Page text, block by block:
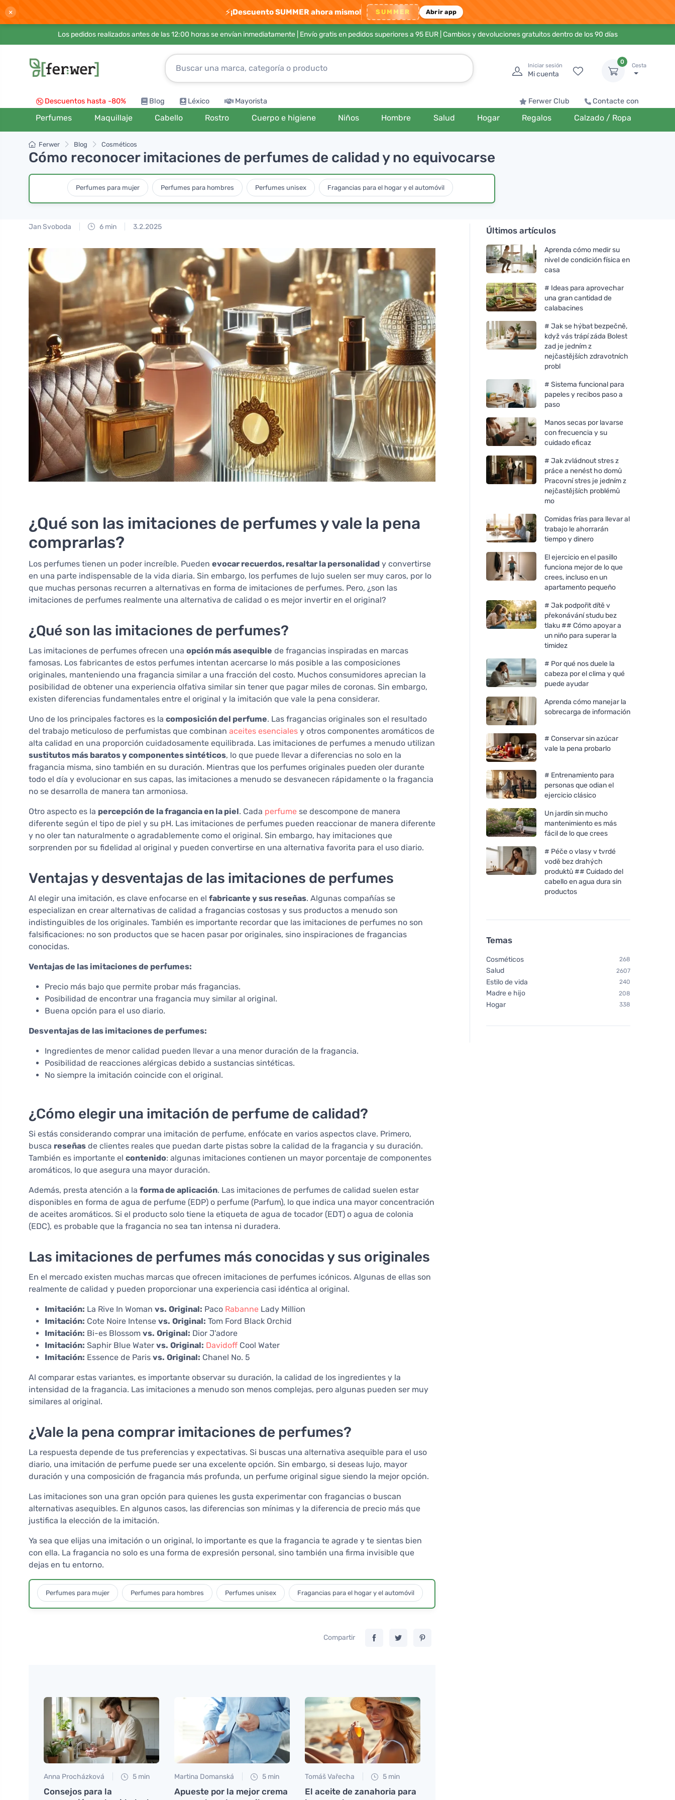
× ⚡¡Descuento SUMMER ahora mismo! SUMMER Abrir app
Los pedidos realizados antes de las 12:00 horas se envían inmediatamente | Envío gratis en pedidos superiores a 95 EUR| Cambios y devoluciones gratuitos dentro de los 90 días
Iniciar sesión
Mi cuenta
0
Cesta
Descuentos hasta -80% Blog Léxico Mayorista Ferwer Club Contacte con
Perfumes Maquillaje Cabello Rostro Cuerpo e higiene Niños Hombre Salud Hogar Regalos Calzado / Ropa
Ferwer Blog Cosméticos
Cómo reconocer imitaciones de perfumes de calidad y no equivocarse
Perfumes para mujer Perfumes para hombres Perfumes unisex Fragancias para el hogar y el automóvil
Jan Svoboda 6 min 3.2.2025
¿Qué son las imitaciones de perfumes y vale la pena
comprarlas?
Los perfumes tienen un poder increíble. Pueden evocar recuerdos, resaltar la personalidad y convertirse
en una parte indispensable de la vida diaria. Sin embargo, los perfumes de lujo suelen ser muy caros, por lo
que muchas personas recurren a alternativas en forma de imitaciones de perfumes. Pero, ¿son las
imitaciones de perfumes realmente una alternativa de calidad o es mejor invertir en el original?
¿Qué son las imitaciones de perfumes?
Las imitaciones de perfumes ofrecen una opción más asequible de fragancias inspiradas en marcas
famosas. Los fabricantes de estos perfumes intentan acercarse lo más posible a las composiciones
originales, manteniendo una fragancia similar a una fracción del costo. Muchos consumidores aprecian la
posibilidad de obtener una experiencia olfativa similar sin tener que pagar miles de coronas. Sin embargo,
existen diferencias fundamentales entre el original y la imitación que vale la pena considerar.
Uno de los principales factores es la composición del perfume. Las fragancias originales son el resultado
del trabajo meticuloso de perfumistas que combinan aceites esenciales y otros componentes aromáticos de
alta calidad en una proporción cuidadosamente equilibrada. Las imitaciones de perfumes a menudo utilizan
sustitutos más baratos y componentes sintéticos, lo que puede llevar a diferencias no solo en la
fragancia misma, sino también en su duración. Mientras que los perfumes originales pueden oler durante
todo el día y evolucionar en sus capas, las imitaciones a menudo se desvanecen rápidamente o la fragancia
no se desarrolla de manera tan armoniosa.
Otro aspecto es la percepción de la fragancia en la piel. Cada perfume se descompone de manera
diferente según el tipo de piel y su pH. Las imitaciones de perfumes pueden reaccionar de manera diferente
y no oler tan naturalmente o agradablemente como el original. Sin embargo, hay imitaciones que
sorprenden por su fidelidad al original y pueden convertirse en una alternativa favorita para el uso diario.
Ventajas y desventajas de las imitaciones de perfumes
Al elegir una imitación, es clave enfocarse en el fabricante y sus reseñas. Algunas compañías se
especializan en crear alternativas de calidad a fragancias costosas y sus productos a menudo son
indistinguibles de los originales. También es importante recordar que las imitaciones de perfumes no son
falsificaciones: no son productos que se hacen pasar por originales, sino inspiraciones de fragancias
conocidas.
Ventajas de las imitaciones de perfumes:
Precio más bajo que permite probar más fragancias.
Posibilidad de encontrar una fragancia muy similar al original.
Buena opción para el uso diario.
Desventajas de las imitaciones de perfumes:
Ingredientes de menor calidad pueden llevar a una menor duración de la fragancia.
Posibilidad de reacciones alérgicas debido a sustancias sintéticas.
No siempre la imitación coincide con el original.
¿Cómo elegir una imitación de perfume de calidad?
Si estás considerando comprar una imitación de perfume, enfócate en varios aspectos clave. Primero,
busca reseñas de clientes reales que puedan darte pistas sobre la calidad de la fragancia y su duración.
También es importante el contenido: algunas imitaciones contienen un mayor porcentaje de componentes
aromáticos, lo que asegura una mayor duración.
Además, presta atención a la forma de aplicación. Las imitaciones de perfumes de calidad suelen estar
disponibles en forma de agua de perfume (EDP) o perfume (Parfum), lo que indica una mayor concentración
de aceites aromáticos. Si el producto solo tiene la etiqueta de agua de tocador (EDT) o agua de colonia
(EDC), es probable que la fragancia no sea tan intensa ni duradera.
Las imitaciones de perfumes más conocidas y sus originales
En el mercado existen muchas marcas que ofrecen imitaciones de perfumes icónicos. Algunas de ellas son
realmente de calidad y pueden proporcionar una experiencia casi idéntica al original.
Imitación: La Rive In Woman vs. Original: Paco Rabanne Lady Million
Imitación: Cote Noire Intense vs. Original: Tom Ford Black Orchid
Imitación: Bi-es Blossom vs. Original: Dior J'adore
Imitación: Saphir Blue Water vs. Original: Davidoff Cool Water
Imitación: Essence de Paris vs. Original: Chanel No. 5
Al comparar estas variantes, es importante observar su duración, la calidad de los ingredientes y la
intensidad de la fragancia. Las imitaciones a menudo son menos complejas, pero algunas pueden ser muy
similares al original.
¿Vale la pena comprar imitaciones de perfumes?
La respuesta depende de tus preferencias y expectativas. Si buscas una alternativa asequible para el uso
diario, una imitación de perfume puede ser una excelente opción. Sin embargo, si deseas lujo, mayor
duración y una composición de fragancia más profunda, un perfume original sigue siendo la mejor opción.
Las imitaciones son una gran opción para quienes les gusta experimentar con fragancias o buscan
alternativas asequibles. En algunos casos, las diferencias son mínimas y la diferencia de precio más que
justifica la elección de la imitación.
Ya sea que elijas una imitación o un original, lo importante es que la fragancia te agrade y te sientas bien
con ella. La fragancia no solo es una forma de expresión personal, sino también una firma invisible que
dejas en tu entorno.
Perfumes para mujer Perfumes para hombres Perfumes unisex Fragancias para el hogar y el automóvil
Compartir
Anna Procházková 5 min
Consejos para la
Martina Domanská 5 min
Apueste por la mejor crema
Tomáš Vařecha 5 min
El aceite de zanahoria para
Últimos artículos
Aprenda cómo medir su
nivel de condición física en
casa
# Ideas para aprovechar
una gran cantidad de
calabacines
# Jak se hýbat bezpečně,
když vás trápí záda Bolest
zad je jedním z
nejčastějších zdravotních
probl
# Sistema funcional para
papeles y recibos paso a
paso
Manos secas por lavarse
con frecuencia y su
cuidado eficaz
# Jak zvládnout stres z
práce a nenést ho domů
Pracovní stres je jedním z
nejčastějších problémů
mo
Comidas frías para llevar al
trabajo le ahorrarán
tiempo y dinero
El ejercicio en el pasillo
funciona mejor de lo que
crees, incluso en un
apartamento pequeño
# Jak podpořit dítě v
překonávání studu bez
tlaku ## Cómo apoyar a
un niño para superar la
timidez
# Por qué nos duele la
cabeza por el clima y qué
puede ayudar
Aprenda cómo manejar la
sobrecarga de información
# Conservar sin azúcar
vale la pena probarlo
# Entrenamiento para
personas que odian el
ejercicio clásico
Un jardín sin mucho
mantenimiento es más
fácil de lo que crees
# Péče o vlasy v tvrdé
vodě bez drahých
produktů ## Cuidado del
cabello en agua dura sin
productos
Temas
Cosméticos 268
Salud 2607
Estilo de vida 240
Madre e hijo 208
Hogar 338